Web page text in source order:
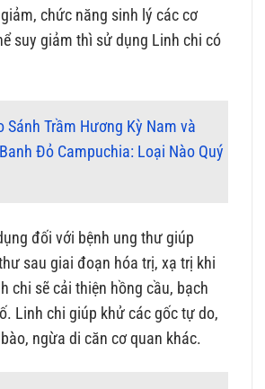
chức năng sinh lý các cơ
suy giảm thì sử dụng Linh chi có
Sánh Trầm Hương Kỳ Nam và
Đỏ Campuchia: Loại Nào Quý
đối với bệnh ung thư giúp
sau giai đoạn hóa trị, xạ trị khi
chi sẽ cải thiện hồng cầu, bạch
Linh chi giúp khử các gốc tự do,
ngừa di căn cơ quan khác.